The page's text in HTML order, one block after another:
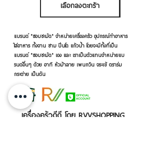
เลือกลงตะกร้า
แบรนด์ "ชอบชะมัด" จำหน่ายเครื่องครัว อุปกรณ์ทำอาหาร
ใส่อาหาร ทั้งจาน ชาม ปิ่นโต แก้วน้ำ โดยจะมีทั้งที่เป็น
แบรนด์ "ชอบชะมัด" เอง และ เราเป็นตัวแทนจำหน่ายแบ
รนด์อื่นๆ ด้วย อาทิ หัวม้าลาย เพนกวิน จระเข้ ตราร่ม
กระต่าย เป็นต้น
เครื่องครัวดีดี โดย RVVSHOPPING